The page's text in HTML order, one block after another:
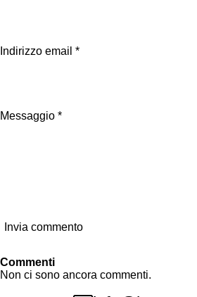
i
i
i
Indirizzo email *
Messaggio *
Invia commento
Commenti
Non ci sono ancora commenti.